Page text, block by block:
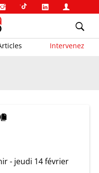
Intervenez
- jeudi 14 février